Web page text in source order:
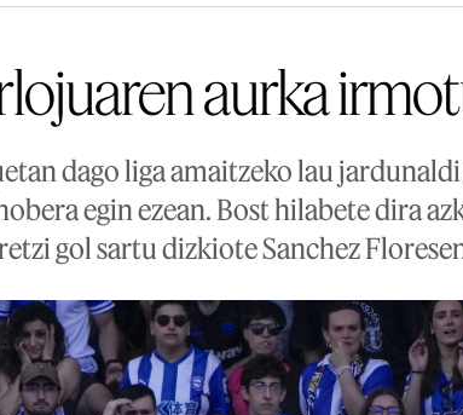
aurka
dago liga amaitzeko lau
egin ezean. Bost hilabete dira
gol sartu dizkiote Sanchez